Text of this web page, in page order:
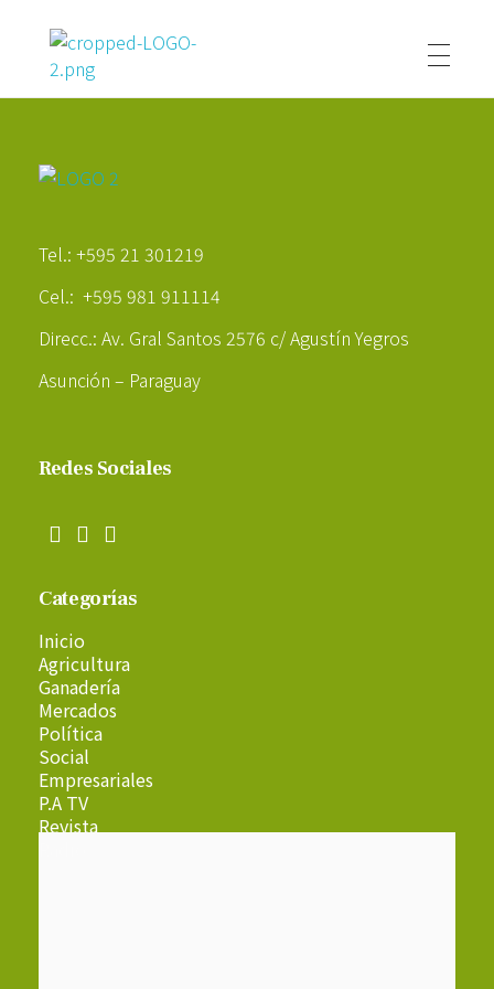
Poder Agropecuario
Tel.: +595 21 301219
Cel.: +595 981 911114
Direcc.: Av. Gral Santos 2576 c/ Agustín Yegros
Asunción – Paraguay
Redes Sociales
Categorías
Inicio
Agricultura
Ganadería
Mercados
Política
Social
Empresariales
P.A TV
Revista